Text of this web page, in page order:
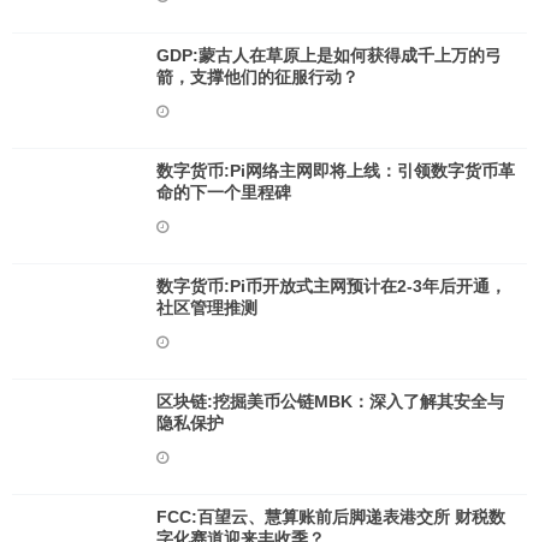
GDP:蒙古人在草原上是如何获得成千上万的弓
箭，支撑他们的征服行动？
数字货币:Pi网络主网即将上线：引领数字货币革
命的下一个里程碑
数字货币:Pi币开放式主网预计在2-3年后开通，
社区管理推测
区块链:挖掘美币公链MBK：深入了解其安全与
隐私保护
FCC:百望云、慧算账前后脚递表港交所 财税数